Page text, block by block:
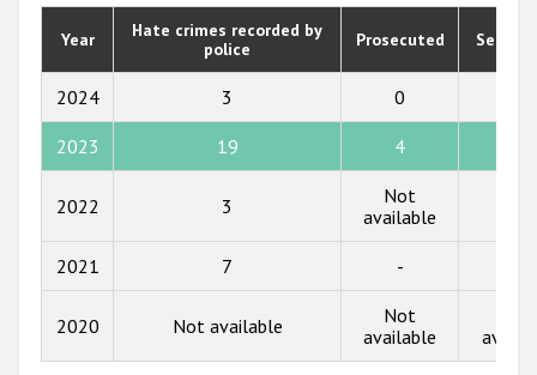
2019
2018
2017
2014
2013
2012
Year
Hate crimes recorded by
police
Prosecuted
2024 3 0
2023 19 4
2022 3
Not
available
2021 7 -
2020 Not available
Not
available